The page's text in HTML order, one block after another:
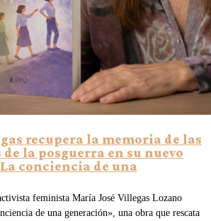
recupera la memoria de las
la posguerra en su nuevo
conciencia de una
feminista María José Villegas Lozano
de una generación», una obra que rescata